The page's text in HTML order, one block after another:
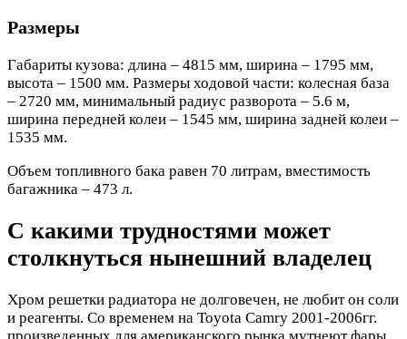
Размеры
Габариты кузова: длина – 4815 мм, ширина – 1795 мм,
высота – 1500 мм. Размеры ходовой части: колесная база
– 2720 мм, минимальный радиус разворота – 5.6 м,
ширина передней колеи – 1545 мм, ширина задней колеи –
1535 мм.
Объем топливного бака равен 70 литрам, вместимость
багажника – 473 л.
С какими трудностями может
столкнуться нынешний владелец
Хром решетки радиатора не долговечен, не любит он соли
и реагенты. Со временем на Toyota Camry 2001-2006гг.